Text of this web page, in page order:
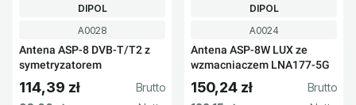
Kod produktu
A0028
Antena ASP-8 DVB-T/T2 z
symetryzatorem
PRODUCENT
DIPOL
Cena brutto
114,39 zł
Kod produktu
A0024
Antena ASP-8W LUX ze
wzmacniaczem LNA177-5G
PRODUCENT
DIPOL
Cena brutto
150,24 zł